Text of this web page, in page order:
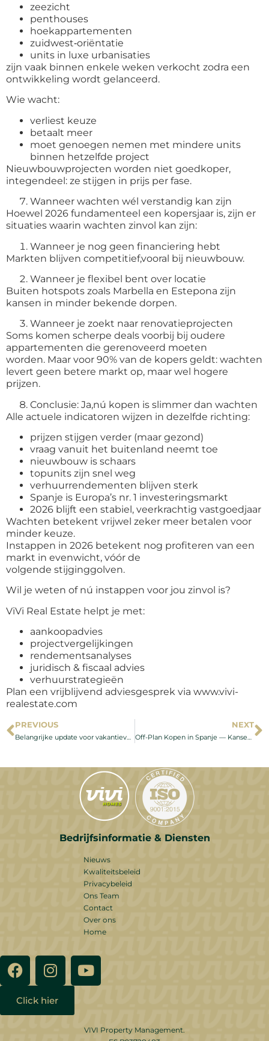
zeezicht
penthouses
hoekappartementen
zuidwest‑oriëntatie
units in luxe urbanisaties
zijn vaak binnen enkele weken verkocht zodra een
ontwikkeling wordt gelanceerd.
Wie wacht:
verliest keuze
betaalt meer
moet genoegen nemen met mindere units
binnen hetzelfde project
Nieuwbouwprojecten worden niet goedkoper,
integendeel: ze stijgen in prijs per fase.
Wanneer wachten wél verstandig kan zijn
Hoewel 2026 fundamenteel een kopersjaar is, zijn er
situaties waarin wachten zinvol kan zijn:
Wanneer je nog geen financiering hebt
Markten blijven competitief,vooral bij nieuwbouw.
Wanneer je flexibel bent over locatie
Buiten hotspots zoals Marbella en Estepona zijn
kansen in minder bekende dorpen.
Wanneer je zoekt naar renovatieprojecten
Soms komen scherpe deals voorbij bij oudere
appartementen die gerenoveerd moeten
worden. Maar voor 90% van de kopers geldt: wachten
levert geen betere markt op, maar wel hogere
prijzen.
Conclusie: Ja,nú kopen is slimmer dan wachten
Alle actuele indicatoren wijzen in dezelfde richting:
prijzen stijgen verder (maar gezond)
vraag vanuit het buitenland neemt toe
nieuwbouw is schaars
topunits zijn snel weg
verhuurrendementen blijven sterk
Spanje is Europa’s nr. 1 investeringsmarkt
2026 blijft een stabiel, veerkrachtig vastgoedjaar
Wachten betekent vrijwel zeker meer betalen voor
minder keuze.
Instappen in 2026 betekent nog profiteren van een
markt in evenwicht, vóór de
volgende stijginggolven.
Wil je weten of nú instappen voor jou zinvol is?
ViVi Real Estate helpt je met:
aankoopadvies
projectvergelijkingen
rendementsanalyses
juridisch & fiscaal advies
verhuurstrategieën
Plan een vrijblijvend adviesgesprek via www.vivi-
realestate.com
PREVIOUS NEXT
Bedrijfsinformatie & Diensten
Nieuws
Kwaliteitsbeleid
Privacybeleid
Ons Team
Contact
Over ons
Home
VIVI Property Management.
Click hier